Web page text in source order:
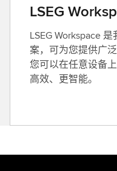
LSEG
LSEG Workspace
案，可为您提供广
您可以在任意设备
高效、更智能。